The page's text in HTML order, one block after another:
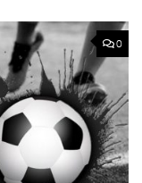
0